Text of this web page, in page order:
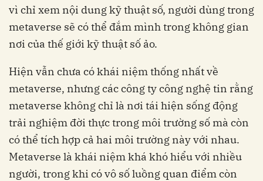
vì chỉ xem nội dung kỹ thuật số, người dùng trong
metaverse sẽ có thể đắm mình trong không gian
nơi của thế giới kỹ thuật số ảo.
Hiện vẫn chưa có khái niệm thống nhất về
metaverse, nhưng các công ty công nghệ tin rằng
metaverse không chỉ là nơi tái hiện sống động
trải nghiệm đời thực trong môi trường số mà còn
có thể tích hợp cả hai môi trường này với nhau.
Metaverse là khái niệm khá khó hiểu với nhiều
người, trong khi có vô số luồng quan điểm còn